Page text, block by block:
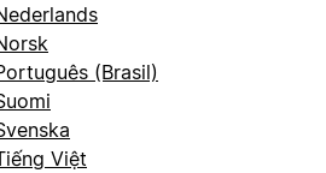
(Brasil)
Việt